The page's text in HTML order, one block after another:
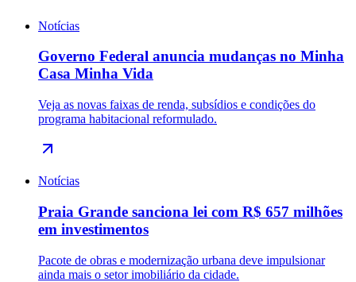
Notícias
Governo Federal anuncia mudanças no Minha
Casa Minha Vida
Veja as novas faixas de renda, subsídios e condições do
programa habitacional reformulado.
Notícias
Praia Grande sanciona lei com R$ 657 milhões
em investimentos
Pacote de obras e modernização urbana deve impulsionar
ainda mais o setor imobiliário da cidade.